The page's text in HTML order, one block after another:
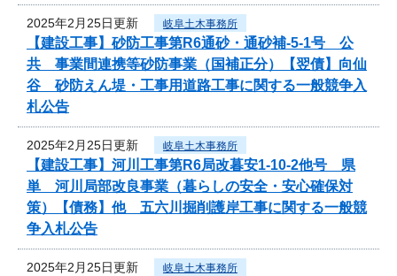
2025年2月25日更新 岐阜土木事務所
【建設工事】砂防工事第R6通砂・通砂補-5-1号 公
共 事業間連携等砂防事業（国補正分）【翌債】向仙
谷 砂防えん堤・工事用道路工事に関する一般競争入
札公告
2025年2月25日更新 岐阜土木事務所
【建設工事】河川工事第R6局改暮安1-10-2他号 県
単 河川局部改良事業（暮らしの安全・安心確保対
策）【債務】他 五六川掘削護岸工事に関する一般競
争入札公告
2025年2月25日更新 岐阜土木事務所